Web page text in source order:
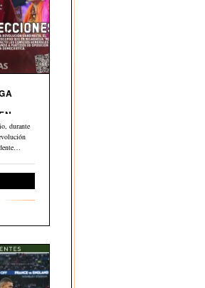
durante